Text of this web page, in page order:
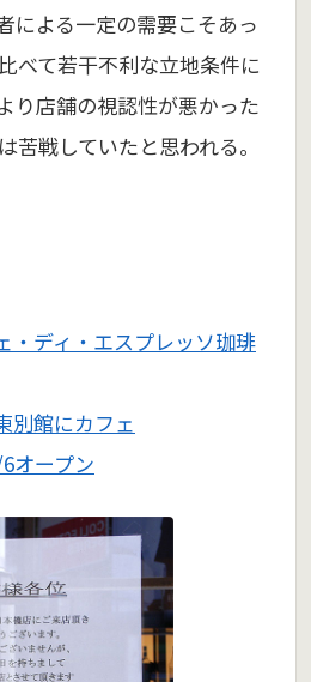
による一定の需要こそあっ
べて若干不利な立地条件に
り店舗の視認性が悪かった
苦戦していたと思われる。
・ディ・エスプレッソ珈琲
別館にカフェ
オープン